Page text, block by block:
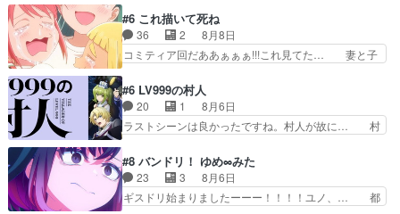
の小河内ダムに来た黒絵た… ライリーが好きだっ
たクズ男ハルゴンが懲ら… メイクでちょっと勇気
出てる黒絵ちゃん可愛…
大量に成仏させた ジェットババアの亜… 1日で
6人は流石絶倫カムイ婆もしっかり抱… 今回は交
通悪霊の除霊ツアー。Aパはいつも… 前半の霊カ
モみたいになってるよねwジェッ… 今回はいつも
んを怪異と見間違え叫んでお… 交通系悪霊除霊ツ
アー編！どっちが悪かよく… よく見ないと気付け
ない2つのエピソードに…
#6 これ描いて死ね
36 2
8月8日
コミティア回だああぁぁぁ!!!これ見てた… 妻と子
らえた最初の一冊お客にプロポーズ… 遅れて5
話，コミティア前哨戦ですが，ここ… 「同情は創
作の敵」いい言葉だ。でも応援す… 東京で開かれ
る即売会に行って自分たちの本… 一冊売る事の苦
けはったねー編集さん。同… 自分の妄想を買って
くれる人がいるというも… 初めて自分の漫画が売
れた時の感動、懐かし…
#6 LV999の村人
20 1
8月6日
ラストシーンは良かったですね。村人が故に… 村
スと10年後に結婚の約束をした鏡ずっ… カジノ
スタッフ募集するも集まらない更に追… 王命でク
ルルの監視をすることになったデビ… 最強の村
人・鏡との出会いで少しは変わった… やはり何か
#8 バンドリ！ ゆめ∞みた
23 3
8月6日
ギスドリ始まりましたーーー！！！！ユノ、… 都